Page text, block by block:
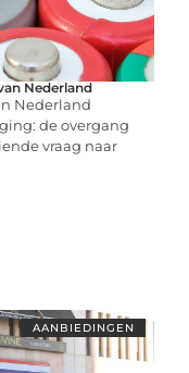
Nederland
Nederland
de overgang
vraag naar
AANBIEDINGEN